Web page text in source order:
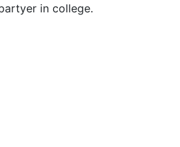
in college.